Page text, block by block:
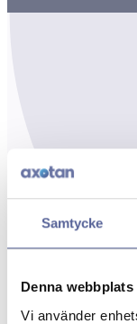
Samtycke
Denna
Vi använder